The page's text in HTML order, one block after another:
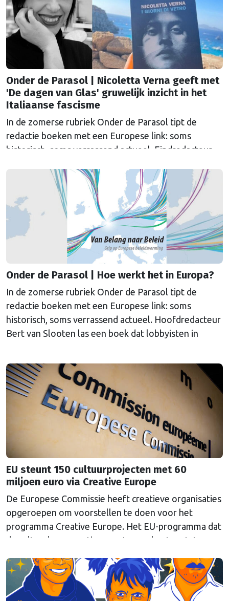
Onder de Parasol | Nicoletta Verna geeft met
'De dagen van Glas' gruwelijk inzicht in het
Italiaanse fascisme
In de zomerse rubriek Onder de Parasol tipt de
redactie boeken met een Europese link: soms
historisch, soms verrassend actueel. Eindredacteur
Verna, een gruwelijk verhaal over het fascisme in
Italië, verteld vanuit twee vrouwenlevens die elkaar
kruisen.
Onder de Parasol | Hoe werkt het in Europa?
In de zomerse rubriek Onder de Parasol tipt de
redactie boeken met een Europese link: soms
historisch, soms verrassend actueel. Hoofdredacteur
Bert van Slooten las een boek dat lobbyisten in
EU steunt 150 cultuurprojecten met 60
miljoen euro via Creative Europe
De Europese Commissie heeft creatieve organisaties
opgeroepen om voorstellen te doen voor het
programma Creative Europe. Het EU-programma dat
de culturele en creatieve sector ondersteunt. In
zogenoemde Europese Samenwerkingsprojecten in
deze sector. Daarmee wil Brussel internationale
samenwerking tussen culturele organisaties